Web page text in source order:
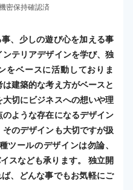
密保持確認済
、少しの遊び心を加える事
テリアデザインを学び、独
をベースに活動しておりま
建築的な考え方がベースと
切にビジネスへの想いや理
ような存在になるデザイン
のデザインも大切ですが扱
ツールのデザインは勿論、
スなども承ります。 独立開
、どんな事でもお気軽にご